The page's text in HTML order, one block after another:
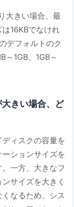
大きい場合、最
16KBでなけれ
デフォルトのク
1GB、1GB～
きい場合、ど
ィスクの容量を
ションサイズを
一方、大きなフ
サイズを大きく
なるため、シス